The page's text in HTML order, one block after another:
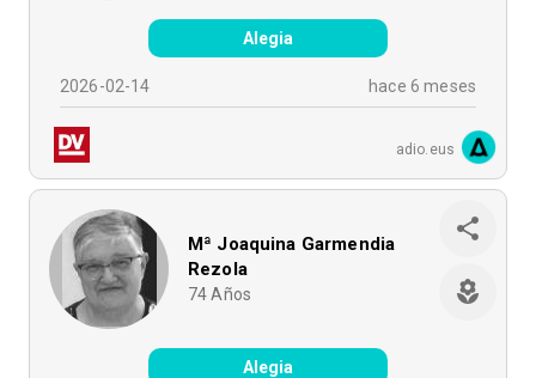
Alegia
2026-02-14 hace 6 meses
adio.eus
Mª Joaquina Garmendia
Rezola
74 Años
Alegia